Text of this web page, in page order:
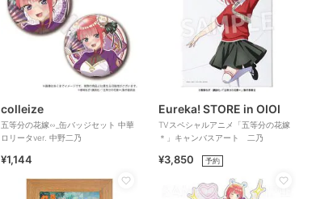
colleize
五等分の花嫁∽_缶バッジセット 中華
ロリータver. 中野二乃
¥1,144
Eureka! STORE in OIOI
TVスペシャルアニメ「五等分の花嫁
＊」キャンバスアート 二乃
¥3,850 予約